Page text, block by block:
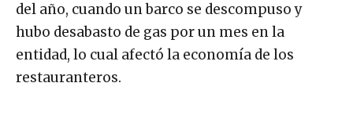
del año, cuando un barco se descompuso y
hubo desabasto de gas por un mes en la
entidad, lo cual afectó la economía de los
restauranteros.